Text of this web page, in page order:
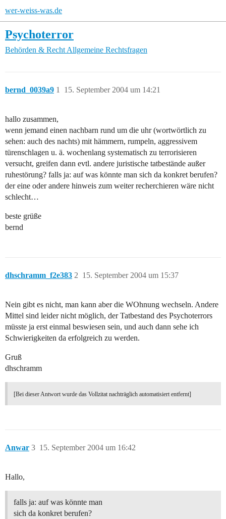
wer-weiss-was.de
Psychoterror
Behörden & Recht Allgemeine Rechtsfragen
bernd_0039a9 15. September 2004 um 14:21
1
hallo zusammen,
wenn jemand einen nachbarn rund um die uhr (wortwörtlich zu
sehen: auch des nachts) mit hämmern, rumpeln, aggressivem
türenschlagen u. ä. wochenlang systematisch zu terrorisieren
versucht, greifen dann evtl. andere juristische tatbestände außer
ruhestörung? falls ja: auf was könnte man sich da konkret berufen?
der eine oder andere hinweis zum weiter recherchieren wäre nicht
schlecht…
beste grüße
bernd
dhschramm_f2e383 15. September 2004 um 15:37
2
Nein gibt es nicht, man kann aber die WOhnung wechseln. Andere
Mittel sind leider nicht möglich, der Tatbestand des Psychoterrors
müsste ja erst einmal beswiesen sein, und auch dann sehe ich
Schwierigkeiten da erfolgreich zu werden.
Gruß
dhschramm
[Bei dieser Antwort wurde das Vollzitat nachträglich automatisiert entfernt]
Anwar 15. September 2004 um 16:42
3
Hallo,
falls ja: auf was könnte man
sich da konkret berufen?